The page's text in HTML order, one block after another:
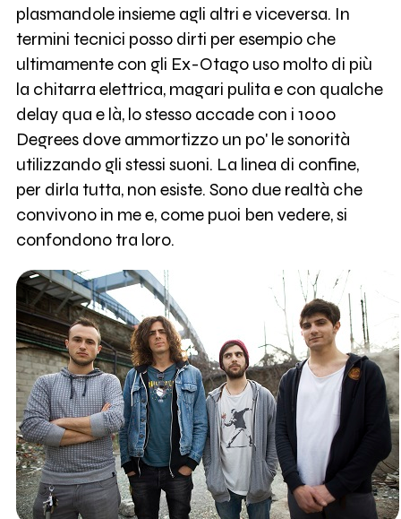
plasmandole insieme agli altri e viceversa. In
termini tecnici posso dirti per esempio che
ultimamente con gli Ex-Otago uso molto di più
la chitarra elettrica, magari pulita e con qualche
delay qua e là, lo stesso accade con i 1000
Degrees dove ammortizzo un po' le sonorità
utilizzando gli stessi suoni. La linea di confine,
per dirla tutta, non esiste. Sono due realtà che
convivono in me e, come puoi ben vedere, si
confondono tra loro.